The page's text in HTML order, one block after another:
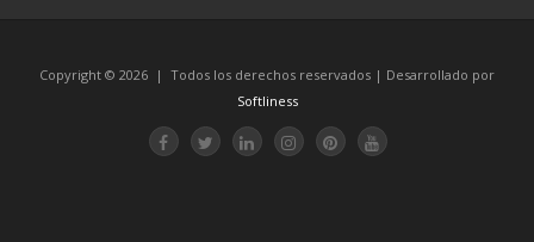
Copyright © 2026 | Todos los derechos reservados | Desarrollado por
Softliness